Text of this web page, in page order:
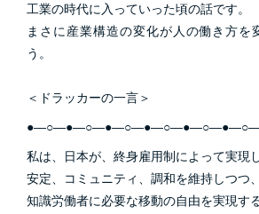
工業の時代に入っていった頃の話です。
まさに産業構造の変化が人の働き方を
う。
＜ドラッカーの一言＞
私は、日本が、終身雇用制によって実現
安定、コミュニティ、調和を維持しつつ
知識労働者に必要な移動の自由を実現す